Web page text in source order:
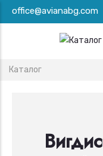
Премини
към
office@avianabg.com
Breadcrumb
Каталог